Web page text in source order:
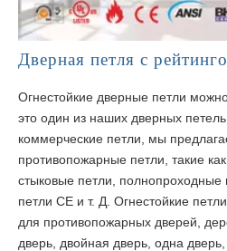
Дверная петля с
Огнестойкие дверные петли
это один из наших дверных
коммерческие петли, мы
противопожарные петли, такие
стыковые петли, полнопроходные
петли CE и т. Д. Огнестойкие
для противопожарных дверей,
дверь, двойная дверь, одна